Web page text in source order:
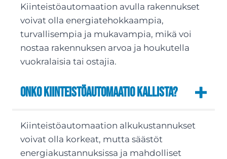
Kiinteistöautomaation avulla rakennukset
voivat olla energiatehokkaampia,
turvallisempia ja mukavampia, mikä voi
nostaa rakennuksen arvoa ja houkutella
vuokralaisia tai ostajia.
Onko kiinteistöautomaatio kallista?
Kiinteistöautomaation alkukustannukset
voivat olla korkeat, mutta säästöt
energiakustannuksissa ja mahdolliset